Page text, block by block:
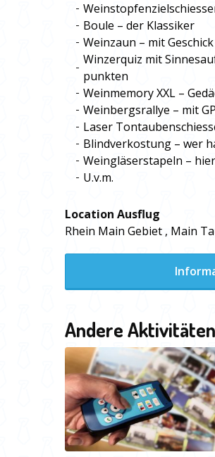
Boule – der Klassiker
Weinzaun – mit
Winzerquiz mit
punkten
Weinmemory XXL –
Weinbergsrallye – mit
Laser
Blindverkostung – wer
Weingläserstapeln –
U.v.m.
Location Ausflug
Rhein Main Gebiet , Main
Andere